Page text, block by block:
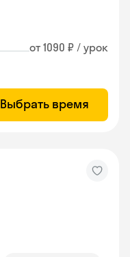
от 1090 ₽ / урок
Выбрать время